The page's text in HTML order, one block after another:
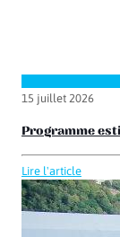
15 juillet 2026
Programme
Lire l'article